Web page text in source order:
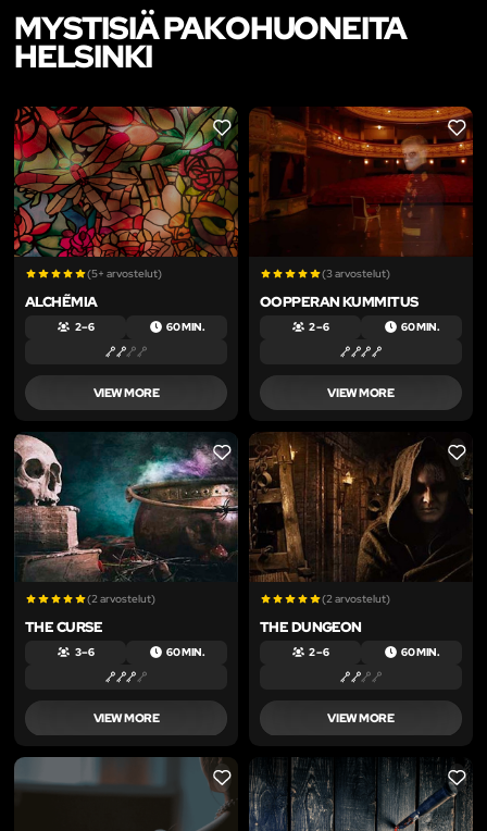
MYSTISIÄ PAKOHUONEITA
HELSINKI
LIKE
(5+ arvostelut)
ALCHẼMIA
2 – 6 60 MIN.
VIEW MORE
LIKE
(3 arvostelut)
OOPPERAN KUMMITUS
2 – 6 60 MIN.
VIEW MORE
LIKE
(2 arvostelut)
THE CURSE
3 – 6 60 MIN.
VIEW MORE
LIKE
(2 arvostelut)
THE DUNGEON
2 – 6 60 MIN.
VIEW MORE
LIKE LIKE